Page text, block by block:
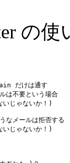
の
けは通す
ールは拒否する